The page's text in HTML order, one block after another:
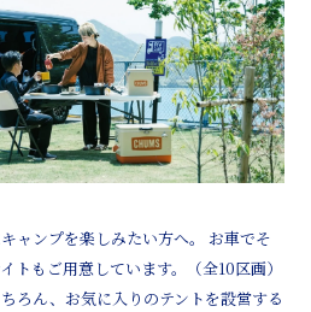
ャンプを楽しみたい方へ。 お車でそ
トもご用意しています。（全10区画）
ろん、お気に入りのテントを設営する